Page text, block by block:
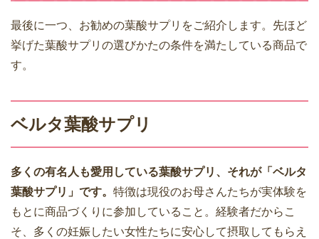
最後に一つ、お勧めの葉酸サプリをご紹介します。先ほど
挙げた葉酸サプリの選びかたの条件を満たしている商品で
す。
ベルタ葉酸サプリ
多くの有名人も愛用している葉酸サプリ、それが「ベルタ
葉酸サプリ」です。 特徴は現役のお母さんたちが実体験を
もとに商品づくりに参加していること。経験者だからこ
そ、多くの妊娠したい女性たちに安心して摂取してもらえ